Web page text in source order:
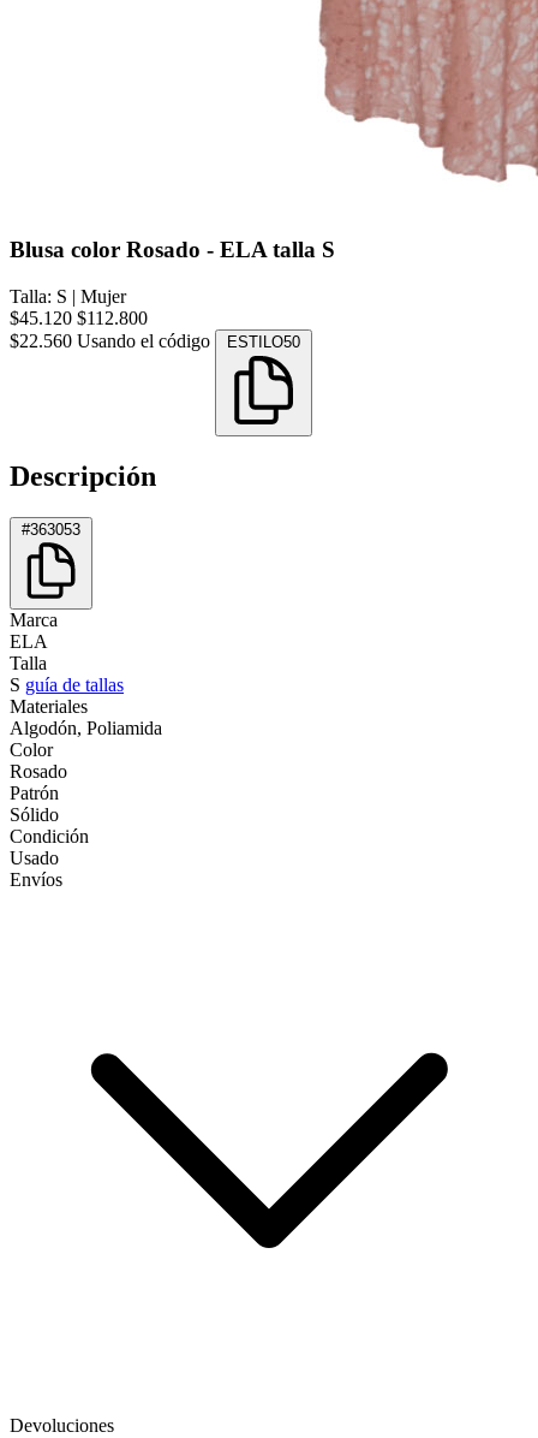
Blusa color Rosado - ELA talla S
Talla: S | Mujer
$45.120 $112.800
$22.560 Usando el código ESTILO50
Descripción
#363053
Marca
ELA
Talla
S guía de tallas
Materiales
Algodón, Poliamida
Color
Rosado
Patrón
Sólido
Condición
Usado
Envíos
Devoluciones